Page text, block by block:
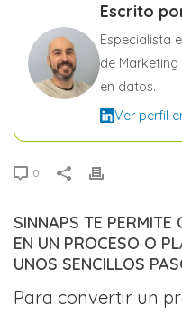
Escrito
Especialista
de
en datos.
Ver perfil
0
SINNAPS TE PERMITE
EN UN PROCESO O
UNOS SENCILLOS
Para convertir un